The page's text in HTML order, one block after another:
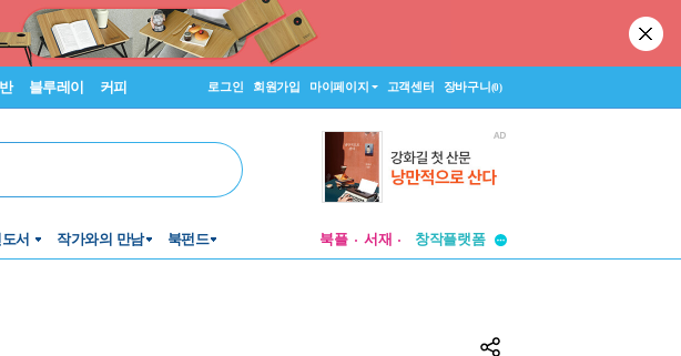
블루레이 커피 로그인 회원가입 마이페이지 고객센터 장바구니(0)
서 작가와의 만남 북펀드 북플 서재
창작플랫폼